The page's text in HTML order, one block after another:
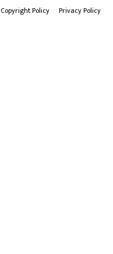
Copyright Policy Privacy Policy